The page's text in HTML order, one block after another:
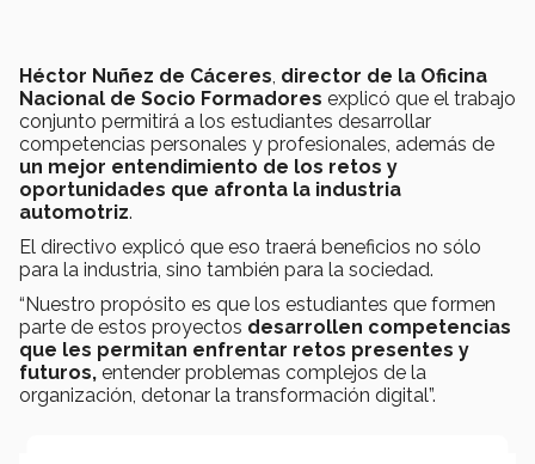
Héctor Nuñez de Cáceres, director de la Oficina
Nacional de Socio Formadores explicó que el trabajo
conjunto permitirá a los estudiantes desarrollar
competencias personales y profesionales, además de
un mejor entendimiento de los retos y
oportunidades que afronta la industria
automotriz.
El directivo explicó que eso traerá beneficios no sólo
para la industria, sino también para la sociedad.
“Nuestro propósito es que los estudiantes que formen
parte de estos proyectos desarrollen competencias
que les permitan enfrentar retos presentes y
futuros, entender problemas complejos de la
organización, detonar la transformación digital”.